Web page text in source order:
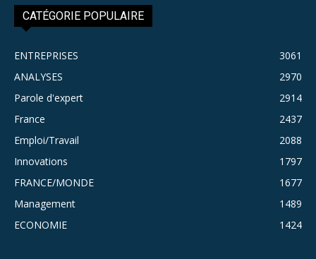
CATÉGORIE POPULAIRE
ENTREPRISES
3061
ANALYSES
2970
Parole d'expert
2914
France
2437
Emploi/Travail
2088
Innovations
1797
FRANCE/MONDE
1677
Management
1489
ECONOMIE
1424